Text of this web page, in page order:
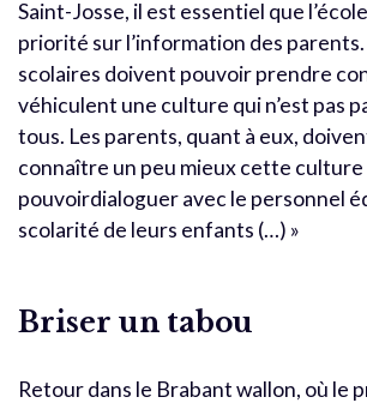
Saint-Josse, il est essentiel que
priorité sur l’information des parents.
scolaires doivent pouvoir prendre
véhiculent une culture qui n’est pas
tous. Les parents, quant à eux,
connaître un peu mieux cette
pouvoirdialoguer avec le personnel
scolarité de leurs enfants (…) »
Briser un tabou
Retour dans le Brabant wallon, où le